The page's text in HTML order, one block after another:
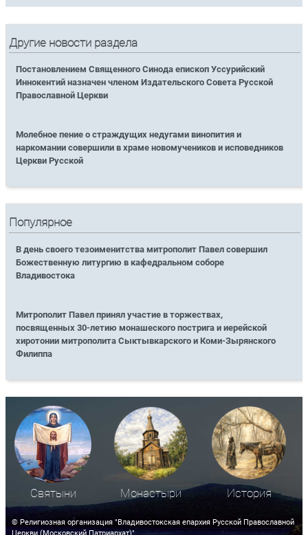
Другие новости раздела
Постановлением Священного Синода епископ Уссурийский
Иннокентий назначен членом Издательского Совета Русской
Православной Церкви
Молебное пение о страждущих недугами винопития и
наркомании совершили в храме новомучеников и исповедников
Церкви Русской
Популярное
В день своего тезоименитства митрополит Павел совершил
Божественную литургию в кафедральном соборе
Владивостока
Митрополит Павел принял участие в торжествах,
посвященных 30-летию монашеского пострига и иерейской
хиротонии митрополита Сыктывкарского и Коми-Зырянского
Филиппа
Святыни Монастыри История
© Религиозная организация "Владивостокская епархия Русской Православной